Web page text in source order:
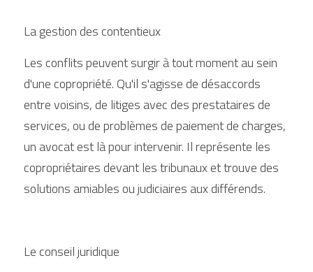
La gestion des contentieux
Les conflits peuvent surgir à tout moment au sein
d'une copropriété. Qu'il s'agisse de désaccords
entre voisins, de litiges avec des prestataires de
services, ou de problèmes de paiement de charges,
un avocat est là pour intervenir. Il représente les
copropriétaires devant les tribunaux et trouve des
solutions amiables ou judiciaires aux différends.
Le conseil juridique